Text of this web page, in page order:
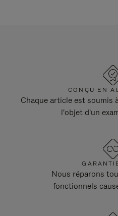
CONÇU EN
Chaque article est soumis
l'objet d'un
Nous réparons
fonctionnels